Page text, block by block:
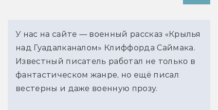
У нас на сайте — военный рассказ «Крылья
над Гуадалканалом» Клиффорда Саймака.
Известный писатель работал не только в
фантастическом жанре, но ещё писал
вестерны и даже военную прозу.